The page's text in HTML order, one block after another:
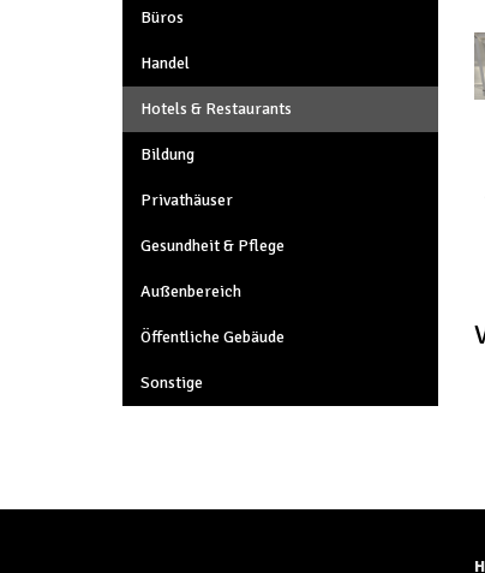
Büros
Handel
Hotels & Restaurants
Bildung
Privathäuser
Gesundheit & Pflege
Außenbereich
Öffentliche Gebäude
Sonstige